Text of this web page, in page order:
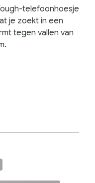
telefoonhoesje
je zoekt in een
tegen vallen van